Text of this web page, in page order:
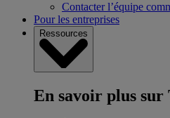
Contacter l’équipe
Pour les entreprises
Ressources
En savoir plus sur